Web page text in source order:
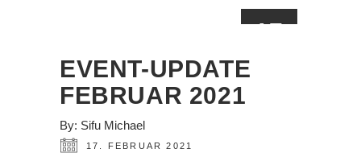
17
EVENT-UPDATE
FEBRUAR 2021
By: Sifu Michael
17. FEBRUAR 2021